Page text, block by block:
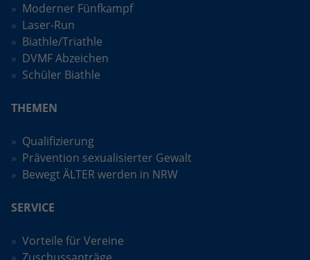
Moderner Fünfkampf
Laser-Run
Biathle/Triathle
DVMF Abzeichen
Schüler Biathle
THEMEN
Qualifizierung
Prävention sexualisierter Gewalt
Bewegt ÄLTER werden in NRW
SERVICE
Vorteile für Vereine
Name
Anbieter Google LLC